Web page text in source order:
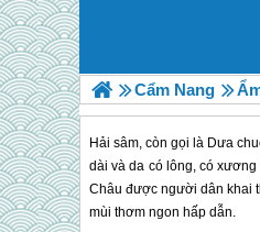
Cẩm Nang
Hải sâm, còn gọi là Dưa
dài và da có lông, có
Châu được người dân khai
mùi thơm ngon hấp dẫn.